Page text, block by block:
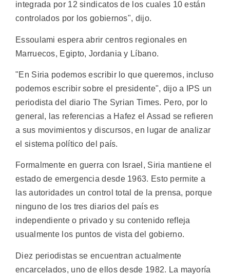
integrada por 12 sindicatos de los cuales 10 están
controlados por los gobiernos", dijo.
Essoulami espera abrir centros regionales en
Marruecos, Egipto, Jordania y Líbano.
"En Siria podemos escribir lo que queremos, incluso
podemos escribir sobre el presidente", dijo a IPS un
periodista del diario The Syrian Times. Pero, por lo
general, las referencias a Hafez el Assad se refieren
a sus movimientos y discursos, en lugar de analizar
el sistema político del país.
Formalmente en guerra con Israel, Siria mantiene el
estado de emergencia desde 1963. Esto permite a
las autoridades un control total de la prensa, porque
ninguno de los tres diarios del país es
independiente o privado y su contenido refleja
usualmente los puntos de vista del gobierno.
Diez periodistas se encuentran actualmente
encarcelados, uno de ellos desde 1982. La mayoría